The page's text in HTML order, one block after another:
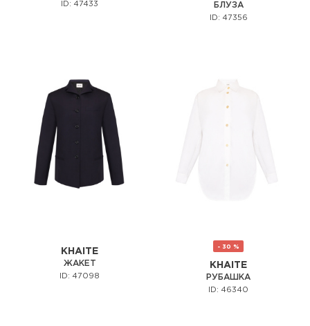
ID: 47433 БЛУЗА
ID: 47356
KHAITE
ЖАКЕТ
ID: 47098
- 30 %
KHAITE
РУБАШКА
ID: 46340